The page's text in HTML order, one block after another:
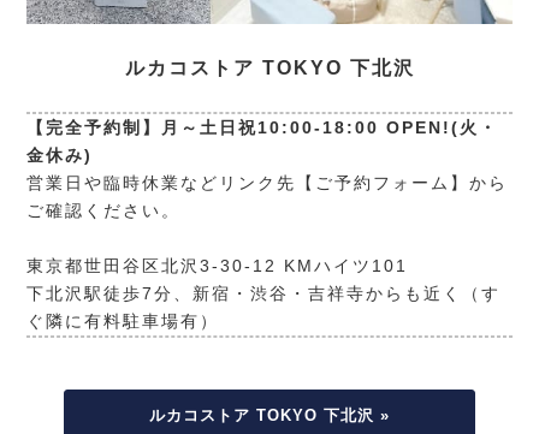
ルカコストア TOKYO 下北沢
【完全予約制】月～土日祝10:00-18:00 OPEN!(火・
金休み)
営業日や臨時休業などリンク先【ご予約フォーム】から
ご確認ください。
東京都世田谷区北沢3-30-12 KMハイツ101
下北沢駅徒歩7分、新宿・渋谷・吉祥寺からも近く（す
ぐ隣に有料駐車場有）
ルカコストア TOKYO 下北沢 »